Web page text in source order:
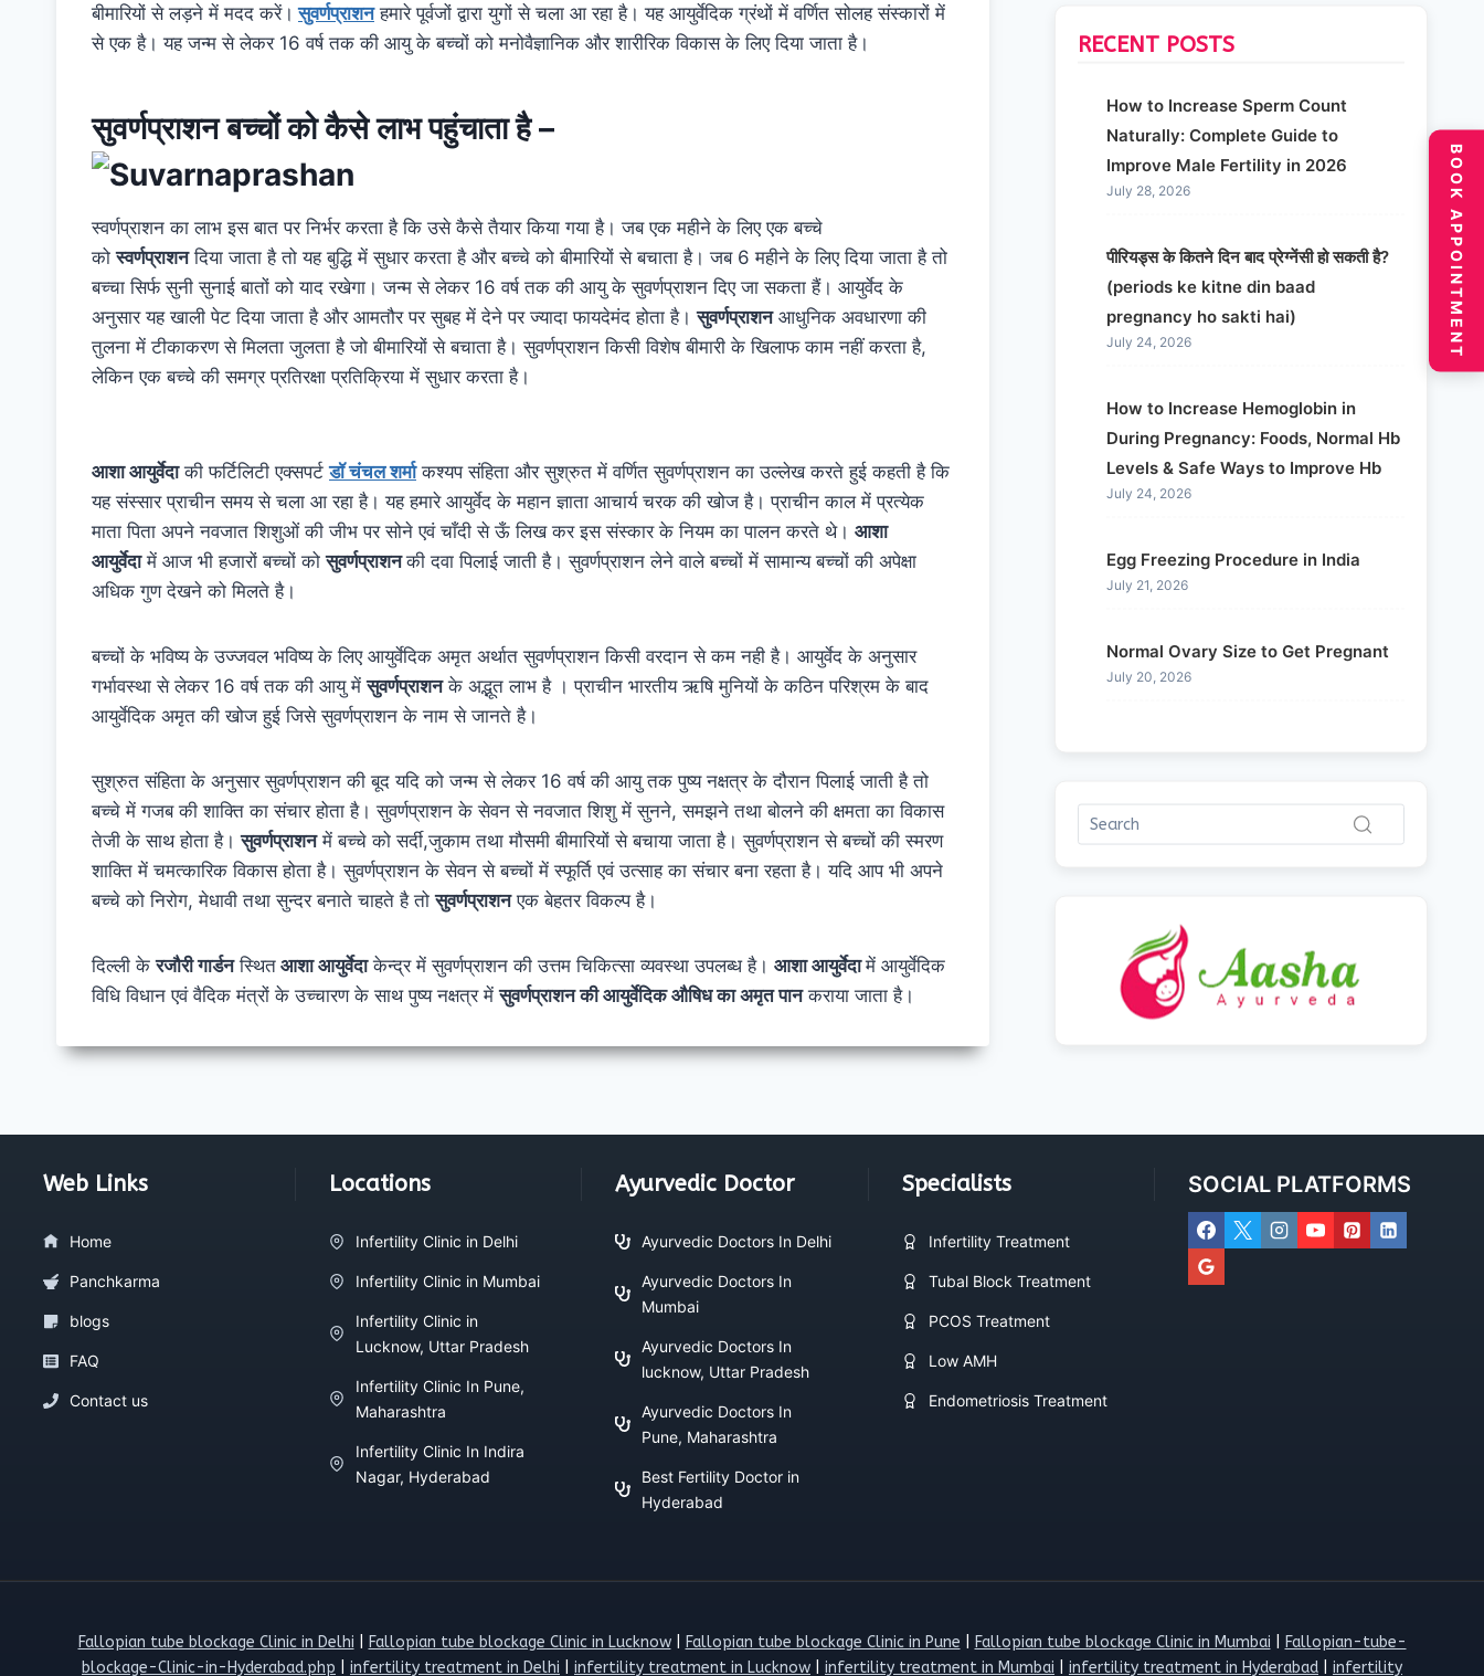
बीमारियों से लड़ने में मदद करें। सुवर्णप्राशनहमारे पूर्वजों द्वारा युगों से चला आ रहा है। यह आयुर्वेदिक ग्रंथों में वर्णित सोलह संस्कारों में
से एक है। यह जन्म से लेकर 16 वर्ष तक की आयु के बच्चों को मनोवैज्ञानिक और शारीरिक विकास के लिए दिया जाता है।
सुवर्णप्राशन बच्चों को कैसे लाभ पहुंचाता है –
स्वर्णप्राशन का लाभ इस बात पर निर्भर करता है कि उसे कैसे तैयार किया गया है। जब एक महीने के लिए एक बच्चे
कोस्वर्णप्राशनदिया जाता है तो यह बुद्धि में सुधार करता है और बच्चे को बीमारियों से बचाता है। जब 6 महीने के लिए दिया जाता है तो
बच्चा सिर्फ सुनी सुनाई बातों को याद रखेगा। जन्म से लेकर 16 वर्ष तक की आयु के सुवर्णप्राशन दिए जा सकता हैं। आयुर्वेद के
अनुसार यह खाली पेट दिया जाता है और आमतौर पर सुबह में देने पर ज्यादा फायदेमंद होता है।सुवर्णप्राशनआधुनिक अवधारणा की
तुलना में टीकाकरण से मिलता जुलता है जो बीमारियों से बचाता है। सुवर्णप्राशन किसी विशेष बीमारी के खिलाफ काम नहीं करता है,
लेकिन एक बच्चे की समग्र प्रतिरक्षा प्रतिक्रिया में सुधार करता है।
आशा आयुर्वेदाकी फर्टिलिटी एक्सपर्टडॉ चंचल शर्माकश्यप संहिता और सुश्रुत में वर्णित सुवर्णप्राशन का उल्लेख करते हुई कहती है कि
यह संस्सार प्राचीन समय से चला आ रहा है। यह हमारे आयुर्वेद के महान ज्ञाता आचार्य चरक की खोज है। प्राचीन काल में प्रत्येक
माता पिता अपने नवजात शिशुओं की जीभ पर सोने एवं चाँदी से ऊँ लिख कर इस संस्कार के नियम का पालन करते थे। आशा
आयुर्वेदामें आज भी हजारों बच्चों कोसुवर्णप्राशनकी दवा पिलाई जाती है। सुवर्णप्राशन लेने वाले बच्चों में सामान्य बच्चों की अपेक्षा
अधिक गुण देखने को मिलते है।
बच्चों के भविष्य के उज्जवल भविष्य के लिए आयुर्वेदिक अमृत अर्थात सुवर्णप्राशन किसी वरदान से कम नही है। आयुर्वेद के अनुसार
गर्भावस्था से लेकर 16 वर्ष तक की आयु मेंसुवर्णप्राशनके अद्भूत लाभ है । प्राचीन भारतीय ऋषि मुनियों के कठिन परिश्रम के बाद
आयुर्वेदिक अमृत की खोज हुई जिसे सुवर्णप्राशन के नाम से जानते है।
सुश्रुत संहिता के अनुसार सुवर्णप्राशन की बूद यदि को जन्म से लेकर 16 वर्ष की आयु तक पुष्य नक्षत्र के दौरान पिलाई जाती है तो
बच्चे में गजब की शाक्ति का संचार होता है। सुवर्णप्राशन के सेवन से नवजात शिशु में सुनने, समझने तथा बोलने की क्षमता का विकास
तेजी के साथ होता है।सुवर्णप्राशनमें बच्चे को सर्दी,जुकाम तथा मौसमी बीमारियों से बचाया जाता है। सुवर्णप्राशन से बच्चों की स्मरण
शाक्ति में चमत्कारिक विकास होता है। सुवर्णप्राशन के सेवन से बच्चों में स्फूर्ति एवं उत्साह का संचार बना रहता है। यदि आप भी अपने
बच्चे को निरोग, मेधावी तथा सुन्दर बनाते चाहते है तोसुवर्णप्राशनएक बेहतर विकल्प है।
दिल्ली केरजौरी गार्डनस्थित आशा आयुर्वेदाकेन्द्र में सुवर्णप्राशन की उत्तम चिकित्सा व्यवस्था उपलब्ध है। आशा आयुर्वेदामें आयुर्वेदिक
विधि विधान एवं वैदिक मंत्रों के उच्चारण के साथ पुष्य नक्षत्र मेंसुवर्णप्राशन की आयुर्वेदिक औषिध का अमृत पानकराया जाता है।
RECENT POSTS
How to Increase Sperm Count
Naturally: Complete Guide to
Improve Male Fertility in 2026
July 28, 2026
पीरियड्स के कितने दिन बाद प्रेग्नेंसी हो सकती है?
(periods ke kitne din baad
pregnancy ho sakti hai)
July 24, 2026
How to Increase Hemoglobin in
During Pregnancy: Foods, Normal Hb
Levels & Safe Ways to Improve Hb
July 24, 2026
Egg Freezing Procedure in India
July 21, 2026
Normal Ovary Size to Get Pregnant
July 20, 2026
Web Links
Home
Panchkarma
blogs
FAQ
Contact us
Locations
Infertility Clinic in Delhi
Infertility Clinic in Mumbai
Infertility Clinic in
Lucknow, Uttar Pradesh
Infertility Clinic In Pune,
Maharashtra
Infertility Clinic In Indira
Nagar, Hyderabad
Ayurvedic Doctor
Ayurvedic Doctors In Delhi
Ayurvedic Doctors In
Mumbai
Ayurvedic Doctors In
lucknow, Uttar Pradesh
Ayurvedic Doctors In
Pune, Maharashtra
Best Fertility Doctor in
Hyderabad
Specialists
Infertility Treatment
Tubal Block Treatment
PCOS Treatment
Low AMH
Endometriosis Treatment
SOCIAL PLATFORMS
Fallopian tube blockage Clinic in Delhi Fallopian tube blockage Clinic in Lucknow| Fallopian tube blockage Clinic in Pune Fallopian tube blockage Clinic in Mumbai
Fallopian-tube-
blockage-Clinic-in-Hyderabad.php
infertility treatment in Delhi infertility treatment in Lucknow infertility treatment in Mumbai infertility treatment in Hyderabad infertility
BOOK APPOINTMENT